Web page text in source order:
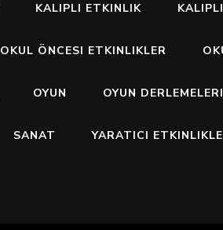
KALIPLI ETKINLIK
OKUL ÖNCESI ETKINLIKLER
OYUN OYUN DERLEMELERI
SANAT YARATICI